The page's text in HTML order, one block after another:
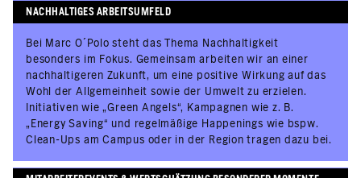
NACHHALTIGES ARBEITSUMFELD
Bei Marc O´Polo steht das Thema Nachhaltigkeit
besonders im Fokus. Gemeinsam arbeiten wir an einer
nachhaltigeren Zukunft, um eine positive Wirkung auf das
Wohl der Allgemeinheit sowie der Umwelt zu erzielen.
Initiativen wie „Green Angels“, Kampagnen wie z. B.
„Energy Saving“ und regelmäßige Happenings wie bspw.
Clean-Ups am Campus oder in der Region tragen dazu bei.